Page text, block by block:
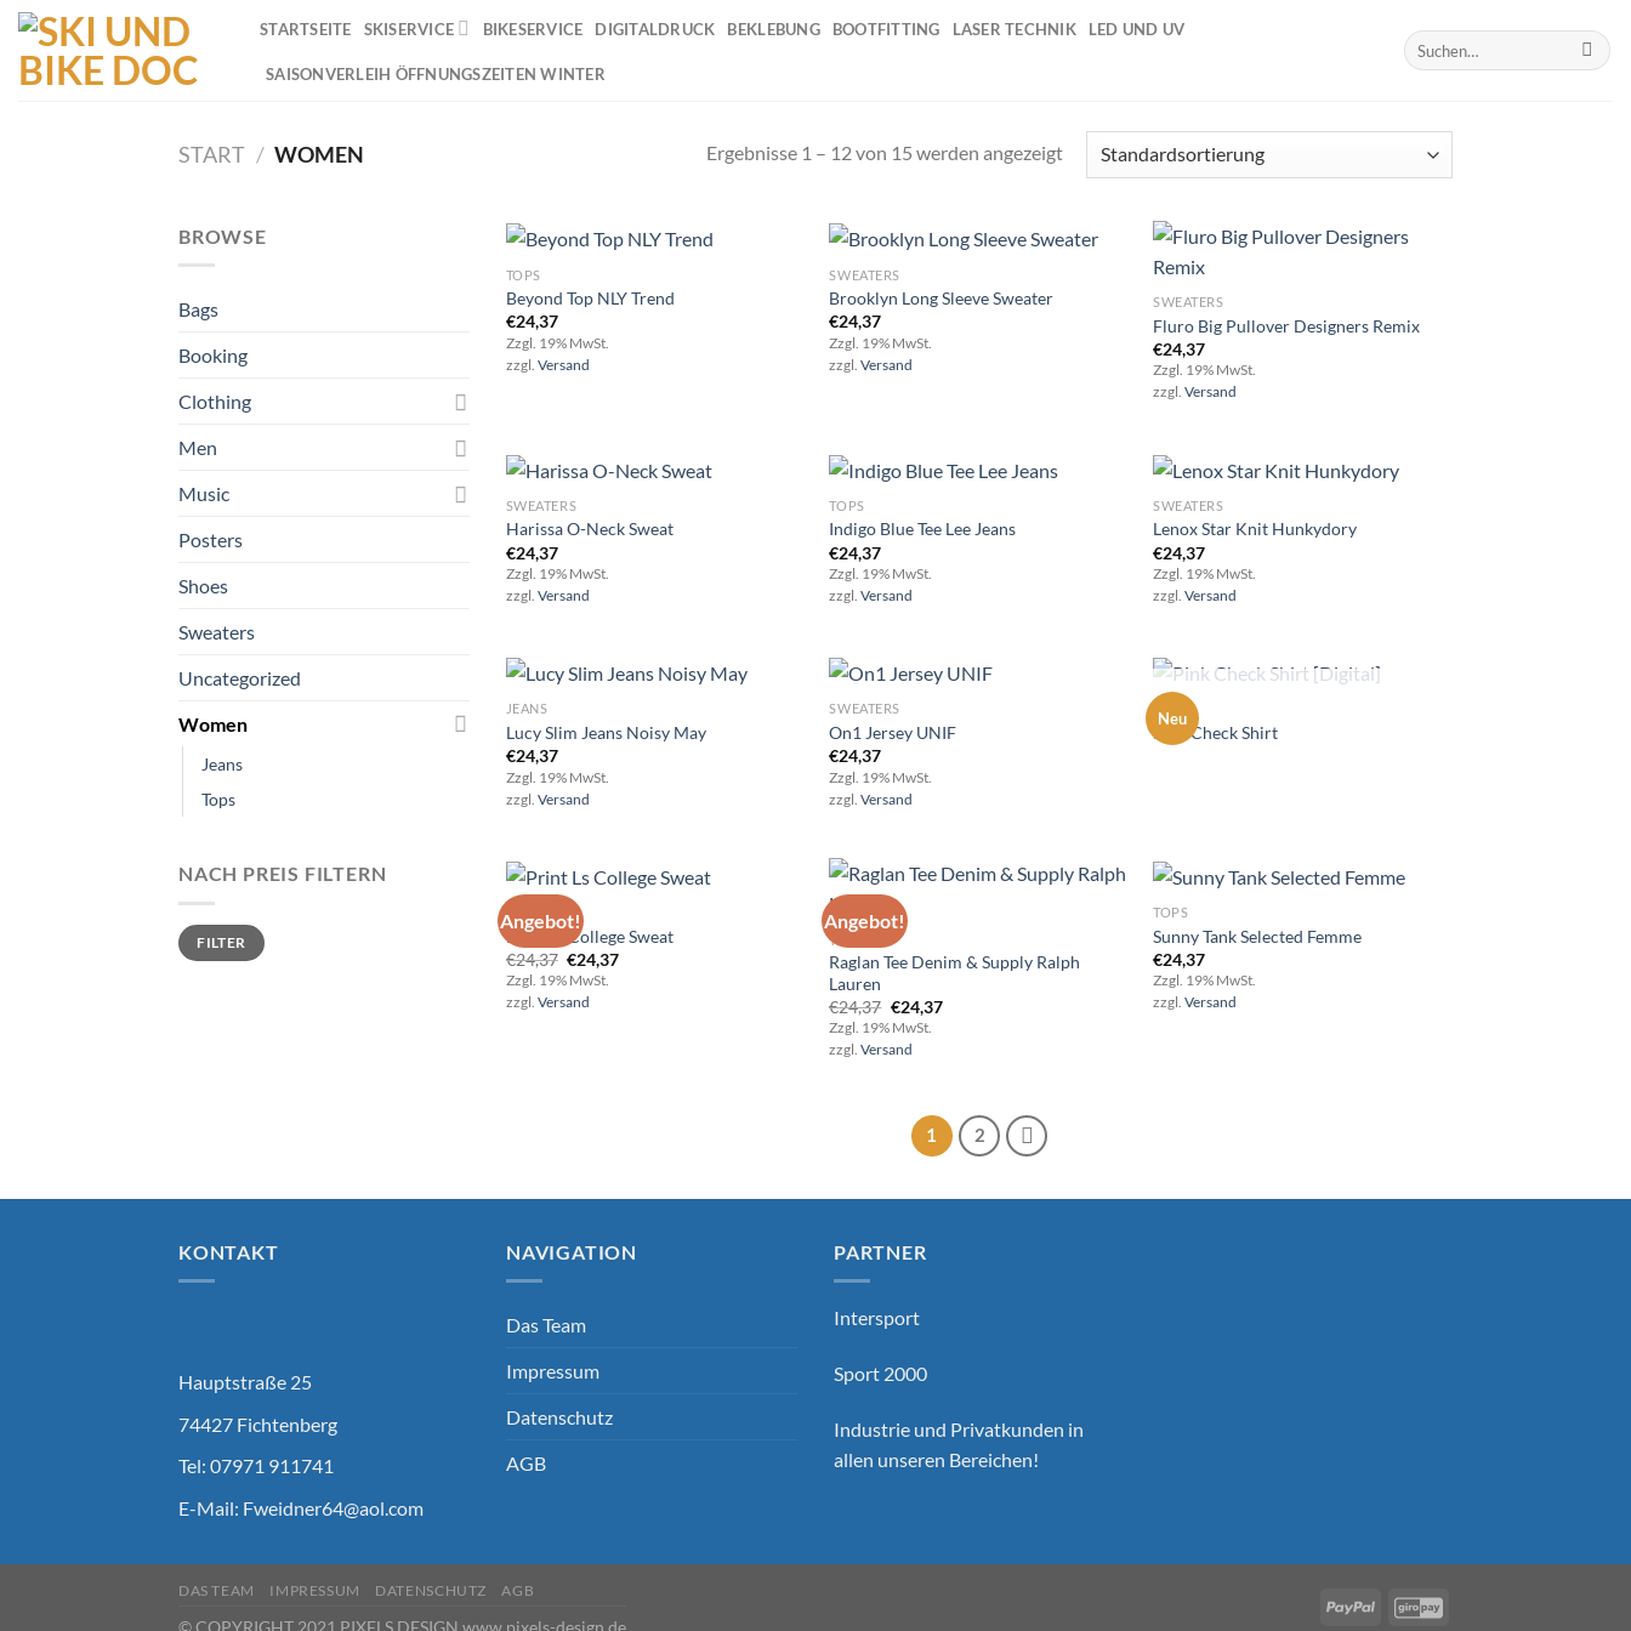
Zum
Inhalt
springen
STARTSEITE SKISERVICE BIKESERVICE DIGITALDRUCK BEKLEBUNG BOOTFITTING LASER TECHNIK LED UND UV
SAISONVERLEIH ÖFFNUNGSZEITEN WINTER
Suchen
nach:
START / WOMEN Ergebnisse 1 – 12 von 15 werden angezeigt
BROWSE
Bags
Booking
Clothing
Men
Music
Posters
Shoes
Sweaters
Uncategorized
Women
Jeans
Tops
NACH PREIS FILTERN
Min.
Preis
Max.
PreisFILTER
TOPS
Beyond Top NLY Trend
€24,37
Zzgl. 19% MwSt.
zzgl. Versand
SWEATERS
Brooklyn Long Sleeve Sweater
€24,37
Zzgl. 19% MwSt.
zzgl.Versand
Add to
SWEATERS
Fluro Big Pullover Designers Remix
€24,37
Zzgl. 19% MwSt.
zzgl.Versand
SWEATERS
Harissa O-Neck Sweat
€24,37
Zzgl. 19% MwSt.
zzgl. Versand
TOPS
Indigo Blue Tee Lee Jeans
€24,37
Zzgl. 19% MwSt.
zzgl.Versand
SWEATERS
Lenox Star Knit Hunkydory
€24,37
Zzgl. 19% MwSt.
zzgl.Versand
JEANS
Lucy Slim Jeans Noisy May
€24,37
Zzgl. 19% MwSt.
zzgl. Versand
SWEATERS
On1 Jersey UNIF
€24,37
Zzgl. 19% MwSt.
zzgl.Versand
Neu
Pink Check Shirt
Angebot!
TOPS
Print Ls College Sweat
€24,37 Ursprünglicher
Preis
war:
€24,37
€24,37Aktueller
Zzgl. 19% MwSt.
zzgl. Versand
Angebot!
Add to
TOPS
Raglan Tee Denim & Supply Ralph
Lauren
€24,37 Ursprünglicher
Preis
war:
€24,37
€24,37Aktueller
Zzgl. 19% MwSt.
zzgl.Versand
TOPS
Sunny Tank Selected Femme
€24,37
Zzgl. 19% MwSt.
zzgl.Versand
1 2
KONTAKT
Hauptstraße 25
74427 Fichtenberg
Tel: 07971 911741
E-Mail: Fweidner64@aol.com
NAVIGATION
Das Team
Impressum
Datenschutz
AGB
PARTNER
Intersport
Sport 2000
Industrie und Privatkunden in
allen unseren Bereichen!
DAS TEAM IMPRESSUM DATENSCHUTZ AGB
© COPYRIGHT 2021 PIXELS DESIGN www.pixels-design.de